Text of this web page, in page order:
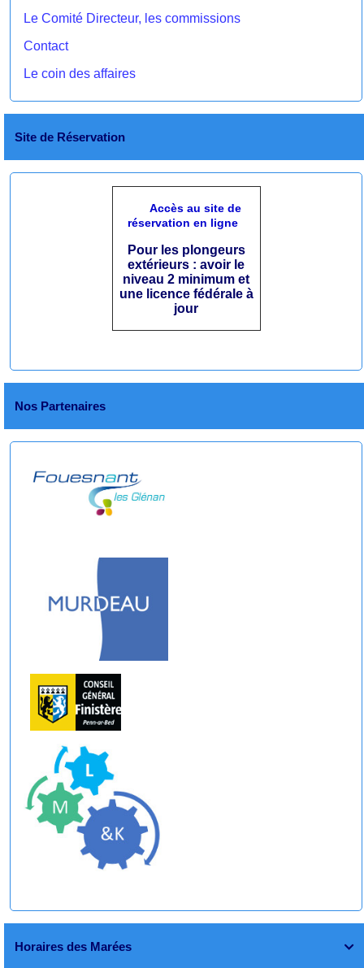
Le Comité Directeur, les commissions
Contact
Le coin des affaires
Site de Réservation
Accès au site de
réservation en ligne
Pour les plongeurs
extérieurs : avoir le
niveau 2 minimum et
une licence fédérale à
jour
Nos Partenaires

Horaires des Marées